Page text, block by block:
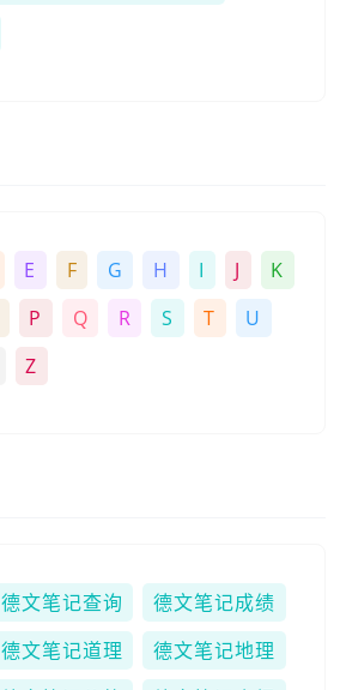
E F G H I J
K
P Q R S T
U
Z
德文笔记查询
德文笔记成绩
德文笔记道理
德文笔记地理